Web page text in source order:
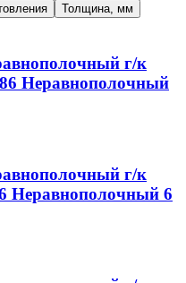
Толщина, мм
г/к
Неравнополочный
г/к
Неравнополочный 6